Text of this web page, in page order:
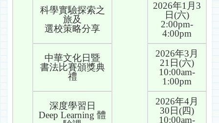
科學實驗探索之
旅及
選校策略分享
2026年1月3
日(六)
2:00pm-
4:00pm
中華文化日暨
書法比賽頒獎典
禮
2026年3月
21日(六)
10:00am-
1:00pm
深度學習日
Deep Learning 體
2026年4月
30日(四)
10:00am-